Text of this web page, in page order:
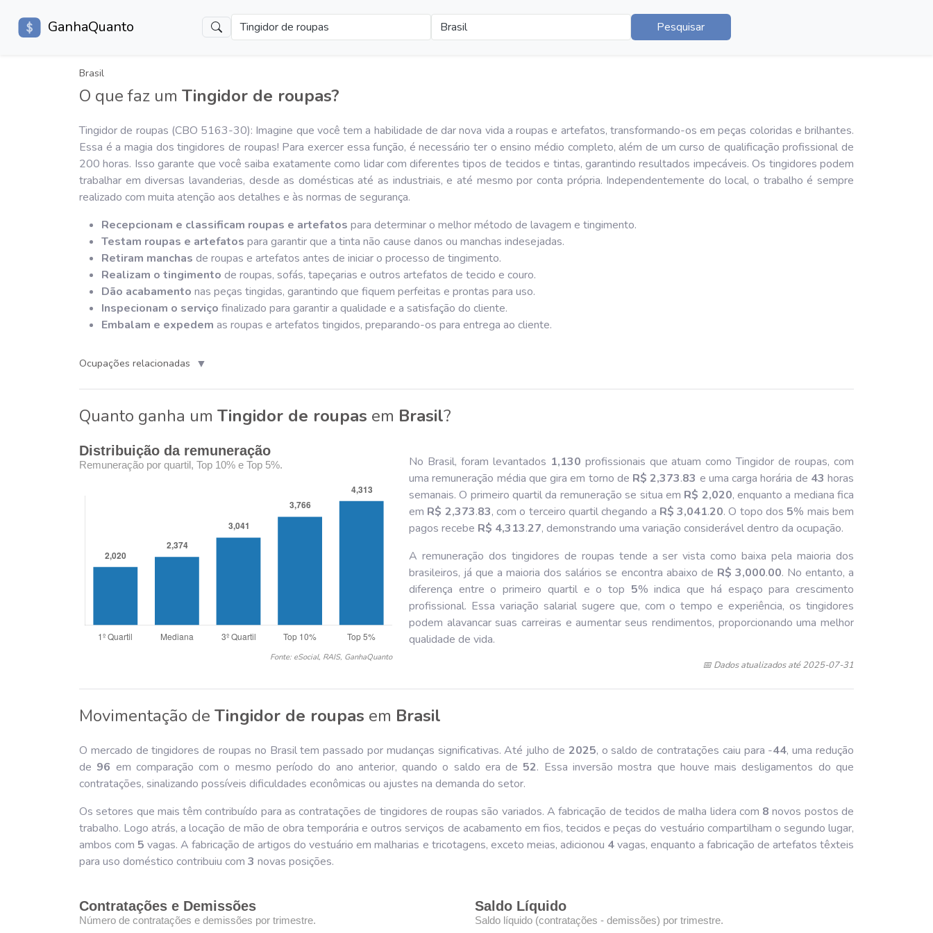
GanhaQuanto Tingidor de roupas Brasil Pesquisar
Brasil
O que faz um Tingidor de roupas?
Tingidor de roupas (CBO 5163-30): Imagine que você tem a habilidade de dar nova vida a roupas e artefatos, transformando-os em peças coloridas e brilhantes.
Essa é a magia dos tingidores de roupas! Para exercer essa função, é necessário ter o ensino médio completo, além de um curso de qualificação profissional de
200 horas. Isso garante que você saiba exatamente como lidar com diferentes tipos de tecidos e tintas, garantindo resultados impecáveis. Os tingidores podem
trabalhar em diversas lavanderias, desde as domésticas até as industriais, e até mesmo por conta própria. Independentemente do local, o trabalho é sempre
realizado com muita atenção aos detalhes e às normas de segurança.
Recepcionam e classificam roupas e artefatos para determinar o melhor método de lavagem e tingimento.
Testam roupas e artefatos para garantir que a tinta não cause danos ou manchas indesejadas.
Retiram manchas de roupas e artefatos antes de iniciar o processo de tingimento.
Realizam o tingimento de roupas, sofás, tapeçarias e outros artefatos de tecido e couro.
Dão acabamento nas peças tingidas, garantindo que fiquem perfeitas e prontas para uso.
Inspecionam o serviço finalizado para garantir a qualidade e a satisfação do cliente.
Embalam e expedem as roupas e artefatos tingidos, preparando-os para entrega ao cliente.
Ocupações relacionadas ▼
Quanto ganha um Tingidor de roupas em Brasil?
Distribuição da remuneração
Remuneração por quartil, Top 10% e Top 5%.
Fonte: eSocial, RAIS, GanhaQuanto
No Brasil, foram levantados 1,130 profissionais que atuam como Tingidor de roupas, com
uma remuneração média que gira em torno de R$ 2,373.83 e uma carga horária de 43 horas
semanais. O primeiro quartil da remuneração se situa em R$ 2,020, enquanto a mediana fica
em R$ 2,373.83, com o terceiro quartil chegando a R$ 3,041.20. O topo dos 5% mais bem
pagos recebe R$ 4,313.27, demonstrando uma variação considerável dentro da ocupação.
A remuneração dos tingidores de roupas tende a ser vista como baixa pela maioria dos
brasileiros, já que a maioria dos salários se encontra abaixo de R$ 3,000.00. No entanto, a
diferença entre o primeiro quartil e o top 5% indica que há espaço para crescimento
profissional. Essa variação salarial sugere que, com o tempo e experiência, os tingidores
podem alavancar suas carreiras e aumentar seus rendimentos, proporcionando uma melhor
qualidade de vida.
📅 Dados atualizados até 2025-07-31
Movimentação de Tingidor de roupas em Brasil
O mercado de tingidores de roupas no Brasil tem passado por mudanças significativas. Até julho de 2025, o saldo de contratações caiu para -44, uma redução
de 96 em comparação com o mesmo período do ano anterior, quando o saldo era de 52. Essa inversão mostra que houve mais desligamentos do que
contratações, sinalizando possíveis dificuldades econômicas ou ajustes na demanda do setor.
Os setores que mais têm contribuído para as contratações de tingidores de roupas são variados. A fabricação de tecidos de malha lidera com 8 novos postos de
trabalho. Logo atrás, a locação de mão de obra temporária e outros serviços de acabamento em fios, tecidos e peças do vestuário compartilham o segundo lugar,
ambos com 5 vagas. A fabricação de artigos do vestuário em malharias e tricotagens, exceto meias, adicionou 4vagas, enquanto a fabricação de artefatos têxteis
para uso doméstico contribuiu com 3 novas posições.
Contratações e Demissões
Número de contratações e demissões por trimestre.
Saldo Líquido
Saldo líquido (contratações - demissões) por trimestre.